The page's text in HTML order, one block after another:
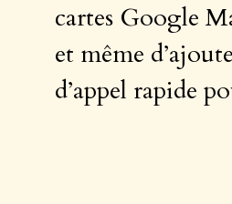
cartes Google
et même
d’appel rapide